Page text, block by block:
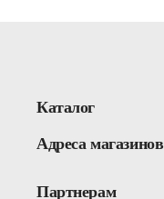
Каталог
Адреса магазинов
Партнерам